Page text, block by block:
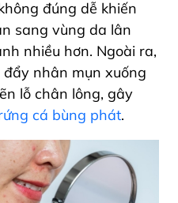
đúng dễ khiến
sang vùng da lân
nhiều hơn. Ngoài ra,
nhân mụn xuống
lỗ chân lông, gây
cá bùng phát.